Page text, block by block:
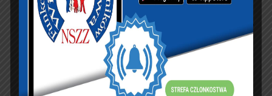
NASZ FACEBOOK
UBEZPIECZENIA